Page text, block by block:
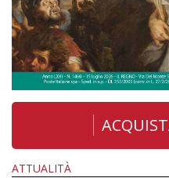
ATTUALITÀ